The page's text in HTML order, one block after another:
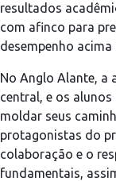
resultados
com afinco para
desempenho acima
No Anglo Alante, a
central, e os
moldar seus
protagonistas do
colaboração e o
fundamentais,